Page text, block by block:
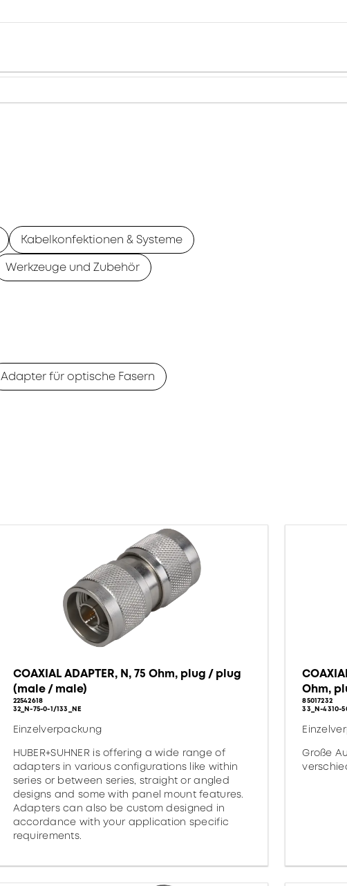
Kabelkonfektionen & Systeme
Werkzeuge und Zubehör
Adapter für optische Fasern
COAXIAL ADAPTER, N, 75 Ohm, plug / plug
(male / male)
22542618
32_N-75-0-1/133_NE
Einzelverpackung
HUBER+SUHNER is offering a wide range of
adapters in various configurations like within
series or between series, straight or angled
designs and some with panel mount features.
Adapters can also be custom designed in
accordance with your application specific
requirements.
Ohm,
85017232
33_N-4310-
Große